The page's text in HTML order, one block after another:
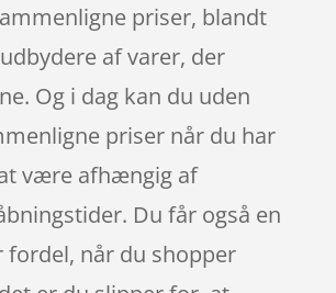
priser, blandt
af varer, der
Og i dag kan du uden
priser når du har
være afhængig af
Du får også en
fordel, når du shopper